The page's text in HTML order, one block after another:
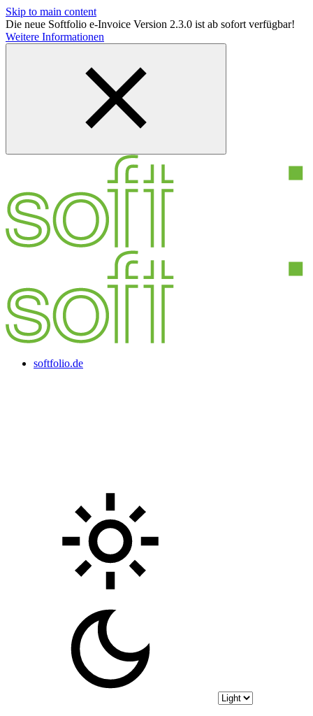
Skip to main content
Die neue Softfolio e-Invoice Version 2.3.0 ist ab sofort verfügbar!
Weitere Informationen
softfolio.de